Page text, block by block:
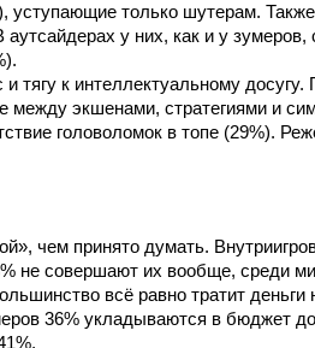
уступающие только шутерам.
у них, как и у зумеров,
тягу к интеллектуальному
между экшенами, стратегиями и
головоломок в топе (29%).
чем принято думать.
не совершают их вообще, среди
всё равно тратит
36% укладываются в бюджет